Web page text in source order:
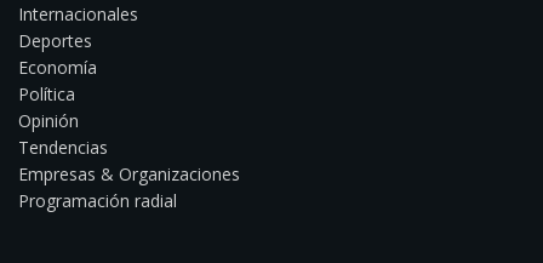
Internacionales
Deportes
Economía
Política
Opinión
Tendencias
Empresas & Organizaciones
Programación radial